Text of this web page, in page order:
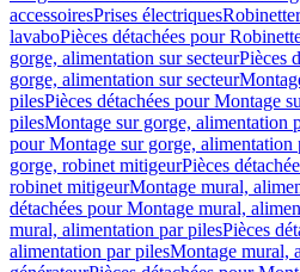
accessoiresPrises électriques
lavaboPièces détachées pour
gorge, alimentation sur secteurPièces
gorge, alimentation sur secteur
pilesPièces détachées pour Montage
pilesMontage sur gorge, alimentation
pour Montage sur gorge, alimentation
gorge, robinet mitigeurPièces
robinet mitigeurMontage mural,
détachées pour Montage mural,
mural, alimentation par pilesPièces
alimentation par pilesMontage mural,